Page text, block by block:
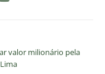
valor milionário pela